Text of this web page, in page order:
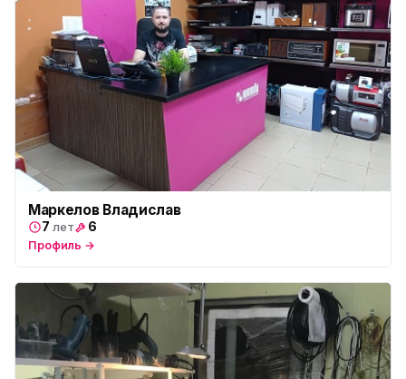
Маркелов Владислав
7 лет 6
Профиль →